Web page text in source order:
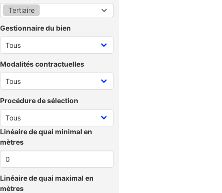
Tertiaire
Gestionnaire du bien
Modalités contractuelles
Procédure de sélection
Linéaire de quai minimal en
mètres
Linéaire de quai maximal en
mètres